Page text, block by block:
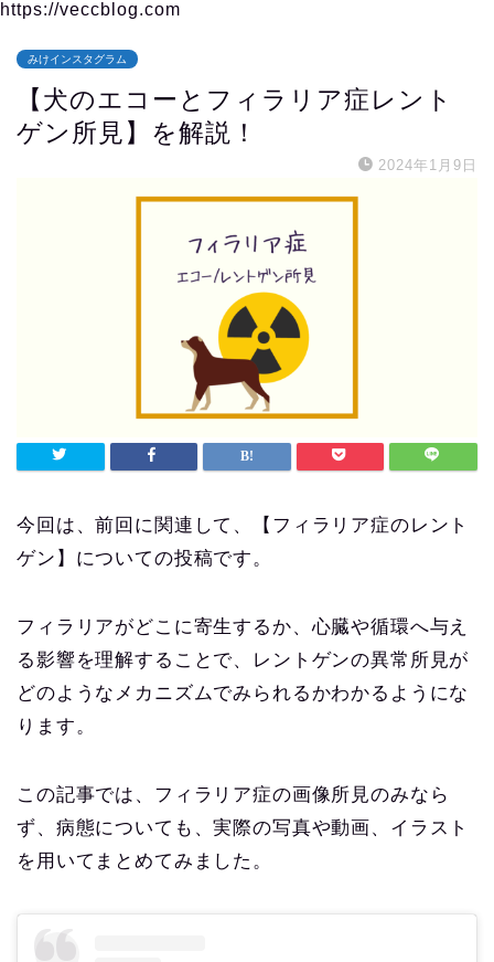
https://veccblog.com
みけインスタグラム
【犬のエコーとフィラリア症レント
ゲン所見】を解説！
2024年1月9日
今回は、前回に関連して、【フィラリア症のレント
ゲン】についての投稿です。
フィラリアがどこに寄生するか、心臓や循環へ与え
る影響を理解することで、レントゲンの異常所見が
どのようなメカニズムでみられるかわかるようにな
ります。
この記事では、フィラリア症の画像所見のみなら
ず、病態についても、実際の写真や動画、イラスト
を用いてまとめてみました。